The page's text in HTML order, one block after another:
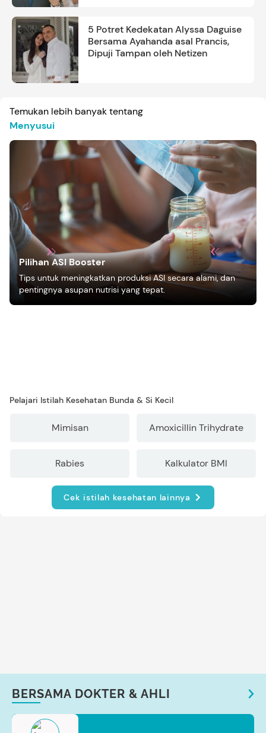
5 Potret Kedekatan Alyssa Daguise
Bersama Ayahanda asal Prancis,
Dipuji Tampan oleh Netizen
Temukan lebih banyak tentang
Menyusui
Pilihan ASI Booster
Tips untuk meningkatkan produksi ASI secara alami, dan
pentingnya asupan nutrisi yang tepat.
Pelajari Istilah Kesehatan Bunda & Si Kecil
Mimisan Amoxicillin Trihydrate
Rabies Kalkulator BMI
Cek istilah kesehatan lainnya
BERSAMA DOKTER & AHLI